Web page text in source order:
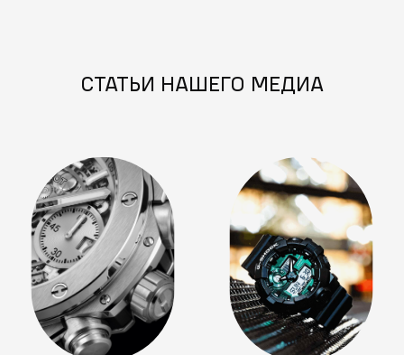
СТАТЬИ НАШЕГО МЕДИА